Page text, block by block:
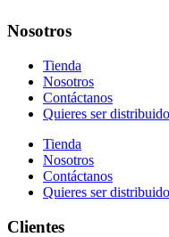
Nosotros
Tienda
Nosotros
Contáctanos
Quieres ser
Tienda
Nosotros
Contáctanos
Quieres ser
Clientes